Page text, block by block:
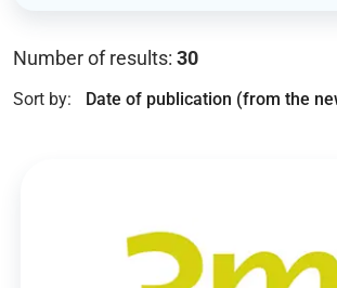
Number of results: 30
Sort by: